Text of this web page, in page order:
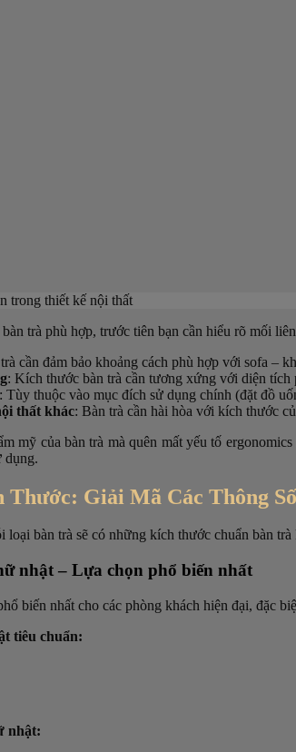
trong thiết kế nội thất
trà phù hợp, trước tiên bạn cần hiểu rõ mối
cần đảm bảo khoảng cách phù hợp với sofa –
: Kích thước bàn trà cần tương xứng với diện tích
: Tùy thuộc vào mục đích sử dụng chính (đặt đồ
thất khác: Bàn trà cần hài hòa với kích thước
mỹ của bàn trà mà quên mất yếu tố
dụng.
Giải Mã Các Thông
loại bàn trà sẽ có những kích thước chuẩn bàn
nhật – Lựa chọn phổ biến nhất
biến nhất cho các phòng khách hiện đại, đặc
tiêu chuẩn:
nhật: